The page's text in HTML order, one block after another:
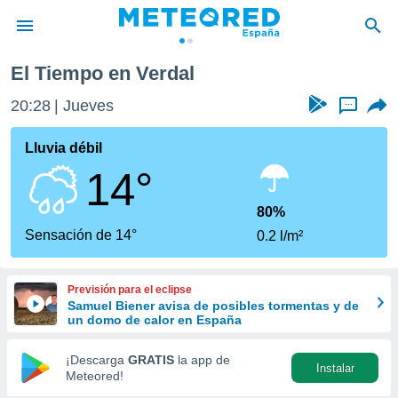
de
por
se
calidad.
a este
las
y
forma
digital
basada
El Tiempo en Verdal
20:28 Jueves ...
Lluvia débil
14°
Sensación de 14°
80%
0.2 l/m²
Previsión para el eclipse
Samuel Biener avisa de posibles tormentas y de
un domo de calor en España
¡Descarga GRATIS la app de
Meteored!
Instalar